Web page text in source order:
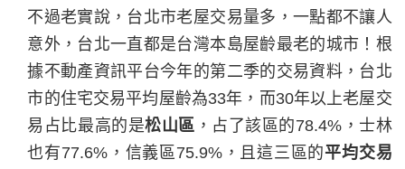
不過老實說，台北市老屋交易量多，一點都不讓人
意外，台北一直都是台灣本島屋齡最老的城市！根
據不動產資訊平台今年的第二季的交易資料，台北
市的住宅交易平均屋齡為33年，而30年以上老屋交
易占比最高的是松山區 ，占了該區的78.4%，士林
也有77.6%，信義區75.9%，且這三區的平均交易